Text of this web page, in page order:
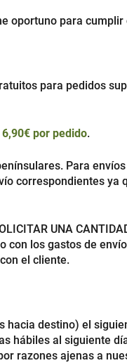
oportuno para
para pedidos
6,90€ por pedido.
Para
correspondientes
UNA
los gastos de
el cliente.
destino) el
hábiles al siguiente
razones ajenas a